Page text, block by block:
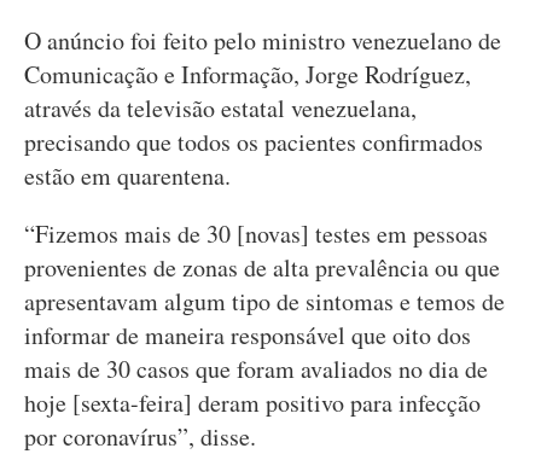
O anúncio foi feito pelo ministro venezuelano de
Comunicação e Informação, Jorge Rodríguez,
através da televisão estatal venezuelana,
precisando que todos os pacientes confirmados
estão em quarentena.
“Fizemos mais de 30 [novas] testes em pessoas
provenientes de zonas de alta prevalência ou que
apresentavam algum tipo de sintomas e temos de
informar de maneira responsável que oito dos
mais de 30 casos que foram avaliados no dia de
hoje [sexta-feira] deram positivo para infecção
por coronavírus”, disse.